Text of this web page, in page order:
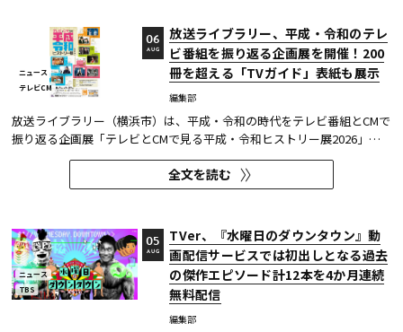
ニュース
テレビCM
放送ライブラリー、平成・令和のテレ
ビ番組を振り返る企画展を開催！200
冊を超える「TVガイド」表紙も展示
編集部
06
AUG
放送ライブラリー（横浜市）は、平成・令和の時代をテレビ番組とCMで
振り返る企画展「テレビとCMで見る平成・令和ヒストリー展2026」を8
月7日～9月27日に開催する。
全文を読む
ニュース
TBS
TVer、『水曜日のダウンタウン』動
画配信サービスでは初出しとなる過去
の傑作エピソード計12本を4か月連続
無料配信
編集部
05
AUG